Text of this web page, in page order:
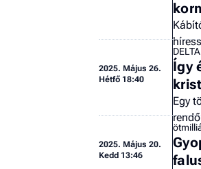
2025. Május 26.
Hétfő 18:40
DELTA
Így
Egy
2025. Május 20.
Kedd 13:46